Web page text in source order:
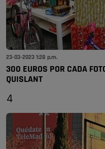
23-03-2023 1:28 p.m.
300 EUROS POR CADA
QUISLANT
4